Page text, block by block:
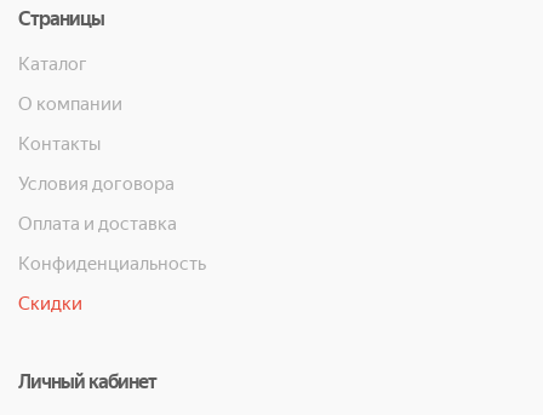
Страницы
Каталог
О компании
Контакты
Условия договора
Оплата и доставка
Конфиденциальность
Скидки
Личный кабинет